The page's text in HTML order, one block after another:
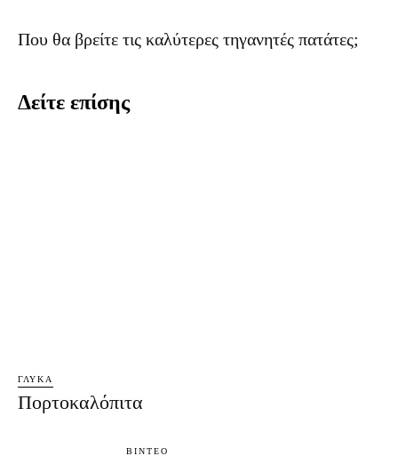
Που θα βρείτε τις καλύτερες τηγανητές πατάτες;
Δείτε επίσης
ΓΛΥΚΆ
Πορτοκαλόπιτα
ΒΊΝΤΕΟ